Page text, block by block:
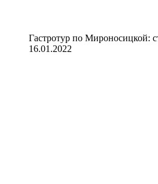
Гастротур по Мироносицкой:
16.01.2022